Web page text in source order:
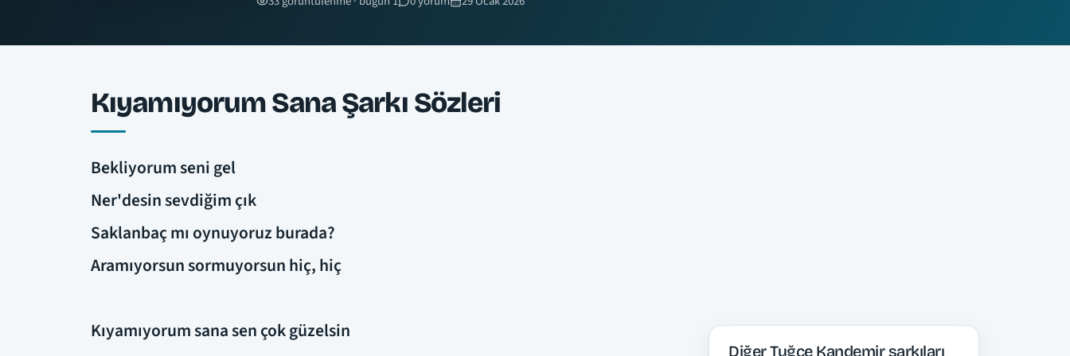
Kıyamıyorum Sana Şarkı Sözleri
Bekliyorum seni gel
Ner'desin sevdiğim çık
Saklanbaç mı oynuyoruz burada?
Aramıyorsun sormuyorsun hiç, hiç
Kıyamıyorum sana sen çok güzelsin
Diğer Tuğçe Kandemir şarkıları